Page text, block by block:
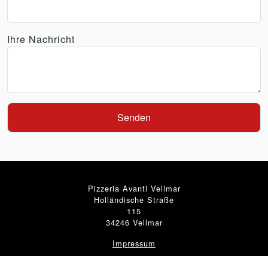
Ihre Nachricht
Pizzeria Avanti Vellmar
Holländische Straße
115
34246 Vellmar
Impressum